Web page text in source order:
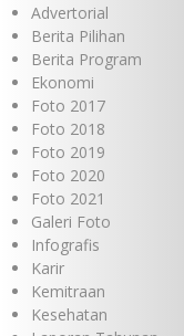
Advertorial
Berita Pilihan
Berita Program
Ekonomi
Foto 2017
Foto 2018
Foto 2019
Foto 2020
Foto 2021
Galeri Foto
Infografis
Karir
Kemitraan
Kesehatan